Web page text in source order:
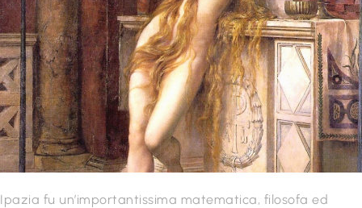
Ipazia fu un’importantissima matematica, filosofa ed